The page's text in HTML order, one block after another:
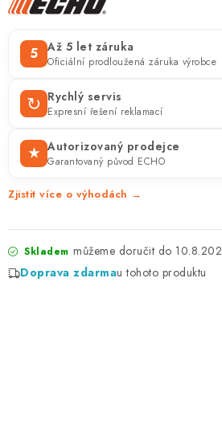
5 Až 5 let záruka
Oficiální prodloužená záruka výrobce
↻ Rychlý servis
Expresní řešení reklamací
★ Autorizovaný prodejce
Garantovaný původ ECHO
Zjistit více o výhodách →
Skladem
Doprava zdarmau tohoto produktu